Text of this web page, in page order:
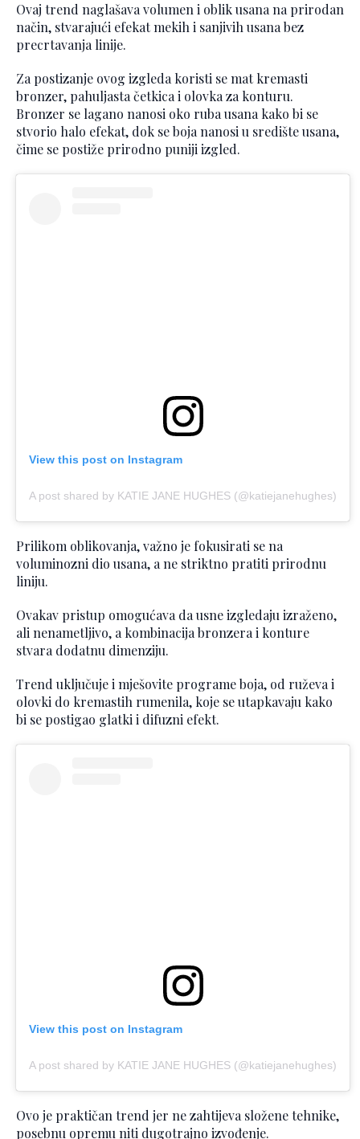
Ovaj trend naglašava volumen i oblik usana na prirodan
način, stvarajući efekat mekih i sanjivih usana bez
precrtavanja linije.
Za postizanje ovog izgleda koristi se mat kremasti
bronzer, pahuljasta četkica i olovka za konturu.
Bronzer se lagano nanosi oko ruba usana kako bi se
stvorio halo efekat, dok se boja nanosi u središte usana,
čime se postiže prirodno puniji izgled.
View this post on Instagram
A post shared by KATIE JANE HUGHES (@katiejanehughes)
Prilikom oblikovanja, važno je fokusirati se na
voluminozni dio usana, a ne striktno pratiti prirodnu
liniju.
Ovakav pristup omogućava da usne izgledaju izraženo,
ali nenametljivo, a kombinacija bronzera i konture
stvara dodatnu dimenziju.
Trend uključuje i mješovite programe boja, od ruževa i
olovki do kremastih rumenila, koje se utapkavaju kako
bi se postigao glatki i difuzni efekt.
View this post on Instagram
A post shared by KATIE JANE HUGHES (@katiejanehughes)
Ovo je praktičan trend jer ne zahtijeva složene tehnike,
posebnu opremu niti dugotrajno izvođenje.